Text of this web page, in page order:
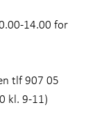
14.00 for
tlf 907 05
kl. 9-11)